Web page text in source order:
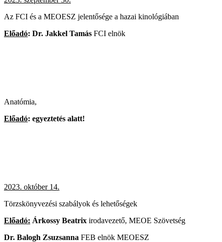
Az FCI és a MEOESZ jelentősége a hazai kinológiában
Előadó: Dr. Jakkel Tamás FCI elnök
Anatómia,
Előadó: egyeztetés alatt!
2023. október 14.
Törzskönyvezési szabályok és lehetőségek
Előadó: Árkossy Beatrix irodavezető, MEOE Szövetség
Dr. Balogh Zsuzsanna FEB elnök MEOESZ